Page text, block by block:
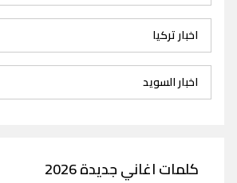
اخبار تركيا
اخبار السويد
كلمات اغاني جديدة 2026